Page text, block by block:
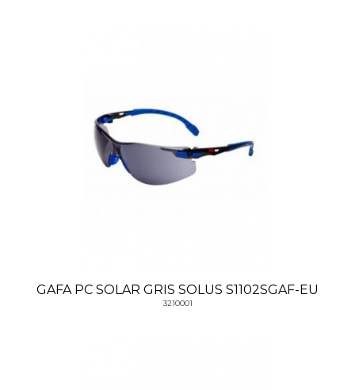
GAFA PC SOLAR GRIS SOLUS S1102SGAF-EU
3210001